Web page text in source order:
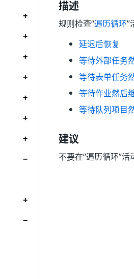
描述
规则检查“遍历循环”
延迟后恢复
等待外部任务
等待表单任务
等待作业然后
等待队列项目
建议
不要在“遍历循环”